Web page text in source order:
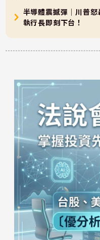
半導體震撼彈｜川普
執行長即刻下台！